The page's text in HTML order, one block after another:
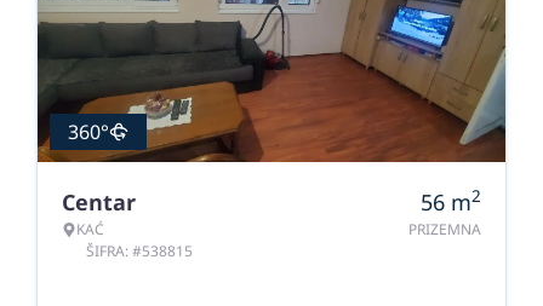
360°
Centar
KAĆ
ŠIFRA: #538815
56 m2
PRIZEMNA